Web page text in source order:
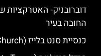
דוברובניק-
החובה בעיר
כנסיית סנט בלייז (Saint Blaise’s Church) בדוברובניק